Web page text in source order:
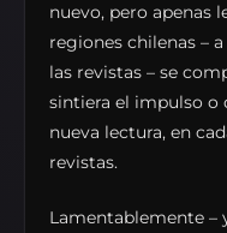
nuevo, pero apenas
regiones chilenas –
las revistas – se
sintiera el impulso o
nueva lectura, en
revistas.
Lamentablemente –